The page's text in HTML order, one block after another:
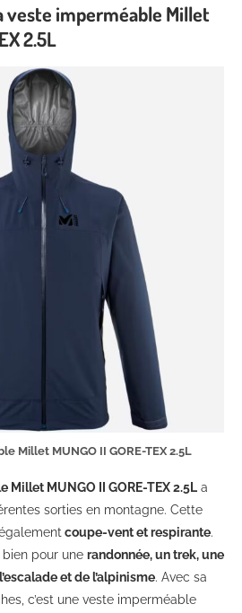
veste imperméable Millet
2.5L
Millet MUNGO II GORE-TEX 2.5L
MUNGO II GORE-TEX 2.5L a
sorties en montagne. Cette
coupe-vent et respirante.
bien pour une randonnée, un trek, une
et de l’alpinisme. Avec sa
c’est une veste imperméable